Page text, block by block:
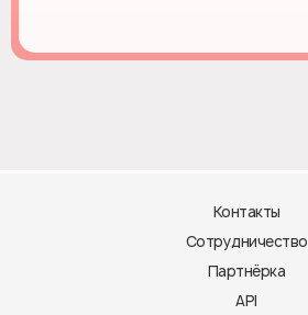
Контакты
Сотрудничество
Партнёрка
API